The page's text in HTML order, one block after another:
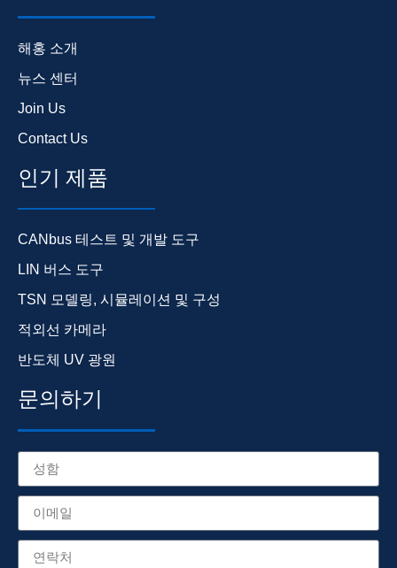
해홍 소개
뉴스 센터
Join Us
Contact Us
인기 제품
CANbus 테스트 및 개발 도구
LIN 버스 도구
TSN 모델링, 시뮬레이션 및 구성
적외선 카메라
반도체 UV 광원
문의하기